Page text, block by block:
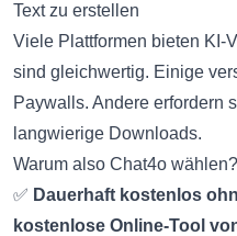
Text zu erstellen
Viele Plattformen bieten KI-
sind gleichwertig. Einige
Paywalls. Andere erfordern
langwierige Downloads.
Warum also Chat4o wählen?
✅ Dauerhaft kostenlos
kostenlose Online-Tool